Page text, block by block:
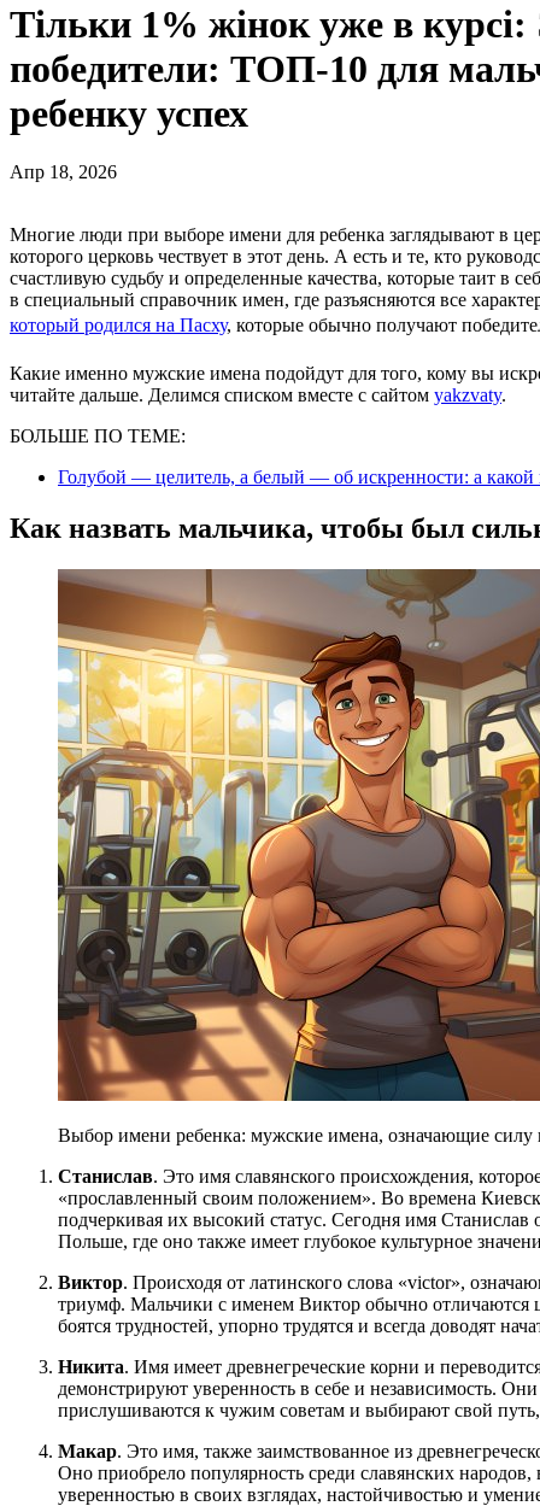
Тільки 1% жінок уже в
победители: ТОП-10 для
ребенку успех
Апр 18, 2026
Многие люди при выборе имени для ребенка заглядывают в церковный календарь, чтобы дать малышу имя святого,
которого церковь чествует в этот день. А есть и те, кто
счастливую судьбу и определенные качества, которые таит в
в специальный справочник имен, где разъясняются все
который родился на Пасху, которые обычно получают
Какие именно мужские имена подойдут для того, кому вы
читайте дальше. Делимся списком вместе с сайтом yakzvaty.
БОЛЬШЕ ПО ТЕМЕ:
Голубой — целитель, а белый — об искренности: а какой
Как назвать мальчика, чтобы был
Выбор имени ребенка: мужские имена, означающие
Станислав. Это имя славянского происхождения,
«прославленный своим положением». Во времена
подчеркивая их высокий статус. Сегодня имя
Польше, где оно также имеет глубокое культурное
Виктор. Происходя от латинского слова «victor»,
триумф. Мальчики с именем Виктор обычно отличаются
боятся трудностей, упорно трудятся и всегда доводят
Никита. Имя имеет древнегреческие корни и
демонстрируют уверенность в себе и независимость.
прислушиваются к чужим советам и выбирают свой
Макар. Это имя, также заимствованное из
Оно приобрело популярность среди славянских
уверенностью в своих взглядах, настойчивостью и